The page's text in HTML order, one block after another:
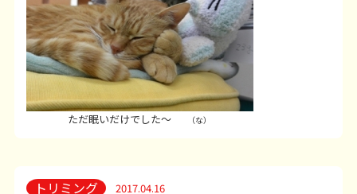
ただ眠いだけでした～ （な）
トリミング 2017.04.16